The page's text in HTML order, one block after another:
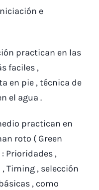
e
practican en las
faciles ,
en pie , técnica de
el agua .
practican en
roto ( Green
Prioridades ,
Timing , selección
, como